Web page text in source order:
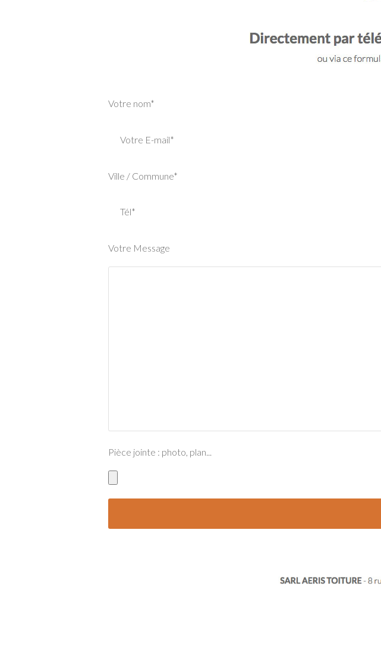
Votre nom*
Votre E-mail*
Ville / Commune*
Tél*
Votre Message
Pièce jointe : photo, plan...